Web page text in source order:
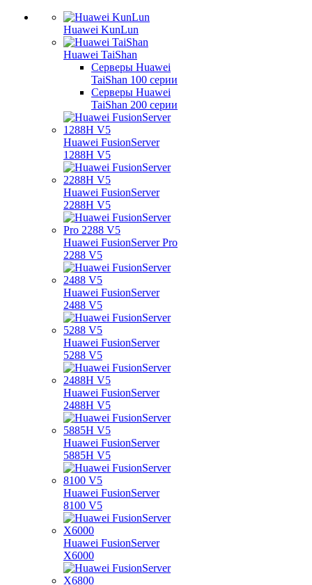
Huawei KunLun
Huawei TaiShan
Серверы Huawei
TaiShan 100 серии
Серверы Huawei
TaiShan 200 серии
Huawei FusionServer
1288H V5
Huawei FusionServer
2288H V5
Huawei FusionServer Pro
2288 V5
Huawei FusionServer
2488 V5
Huawei FusionServer
5288 V5
Huawei FusionServer
2488H V5
Huawei FusionServer
5885H V5
Huawei FusionServer
8100 V5
Huawei FusionServer
X6000